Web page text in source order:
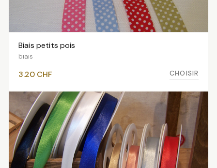
VOIR LES VARIANTES
Biais petits pois
biais
3.20 CHF CHOISIR